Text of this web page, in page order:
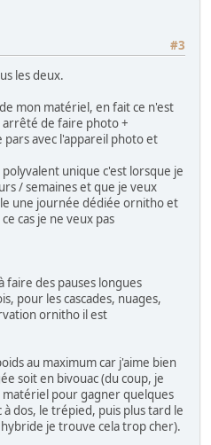
#3
les deux.
mon matériel, en fait ce n'est
arrêté de faire photo +
pars avec l'appareil photo et
unique c'est lorsque je
/ semaines et que je veux
une journée dédiée ornitho et
cas je ne veux pas
des pauses longues
pour les cascades, nuages,
ornitho il est
au maximum car j'aime bien
soit en bivouac (du coup, je
pour gagner quelques
à dos, le trépied, puis plus tard le
je trouve cela trop cher).